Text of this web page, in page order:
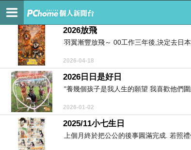
BITTER BANK
2026放飛
羽翼漸豐放飛～ 00工作三年後,決定去日
2026-04-18
2026日日是好日
"養幾個孩子是我人生的願望 我喜歡他們
2026-01-02
2025/11小七生日
上個月終於把公公的後事圓滿完成. 若照